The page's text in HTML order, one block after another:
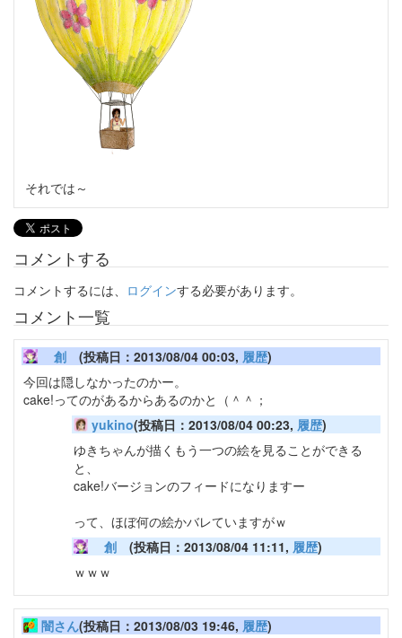
それでは～
コメントする
コメントするには、 ログインする必要があります。
コメント一覧
創 (投稿日：2013/08/04 00:03, 履歴)
今回は隠しなかったのかー。
cake!ってのがあるからあるのかと（＾＾；
yukino(投稿日：2013/08/04 00:23, 履歴)
ゆきちゃんが描くもう一つの絵を見ることができる
と、
cake!バージョンのフィードになりますー
って、ほぼ何の絵かバレていますがｗ
創 (投稿日：2013/08/04 11:11, 履歴)
ｗｗｗ
闇さん(投稿日：2013/08/03 19:46, 履歴)